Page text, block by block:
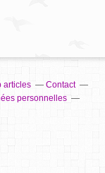
articles
Contact
personnelles